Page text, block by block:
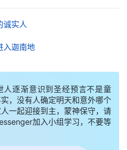
喜爱真理与仇恨真理，顺服
明出来了，这是神作工的奇
昂，有高大的形像，但当他们
的家庭，相貌平凡，在拿撒勒
与预言中弥赛亚来作王大不相
工与旧约律法不相同，他们就
诚实人
入迦南地
人逐渐意识到圣经预言不是童
，没有人确定明天和意外哪个
一起迎接到主，蒙神保守，请
加入小组学习，不要等